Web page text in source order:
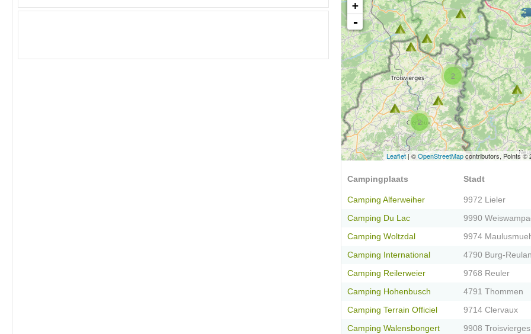
2
2
+
-
Leaflet | ©OpenStreetMapcontributors, Points ©
Campingplaats Stadt
Camping Alferweiher 9972 Lieler
Camping Du Lac 9990
Camping Woltzdal 9974
Camping International 4790 Burg-
Camping Reilerweier 9768 Reuler
Camping Hohenbusch 4791 Thommen
Camping Terrain Officiel 9714 Clervaux
Camping Walensbongert 9908 Troisvierges